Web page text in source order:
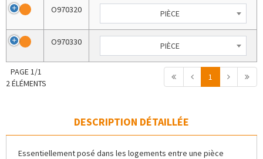
O970320 PIÈCE
O970330 PIÈCE
PAGE 1/1
2 ÉLÉMENTS
1
DESCRIPTION DÉTAILLÉE
Essentiellement posé dans les logements entre une pièce